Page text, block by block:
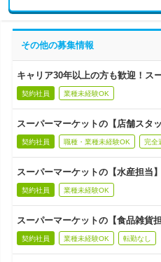
その他の募集情報
キャリア30年以上の方も歓迎！ス
契約社員 業種未経験OK
スーパーマーケットの【店舗スタ
契約社員 職種・業種未経験OK 完全
スーパーマーケットの【水産担当
契約社員 業種未経験OK
スーパーマーケットの【食品雑貨
契約社員 業種未経験OK 転勤なし